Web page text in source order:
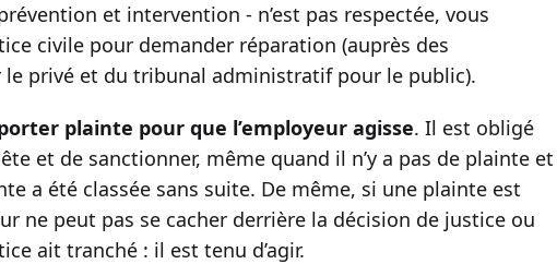
et intervention - n’est pas respectée, vous
civile pour demander réparation (auprès des
le privé et du tribunal administratif pour le public).
plainte pour que l’employeur agisse. Il est obligé
et de sanctionner, même quand il n’y a pas de plainte et
a été classée sans suite. De même, si une plainte est
ne peut pas se cacher derrière la décision de justice ou
ait tranché : il est tenu d’agir.